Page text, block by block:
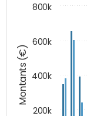
Montants (€)
200k
400k
600k
800k